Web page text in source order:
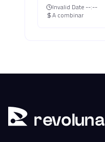
Invalid Date --:--
A combinar
revoluna